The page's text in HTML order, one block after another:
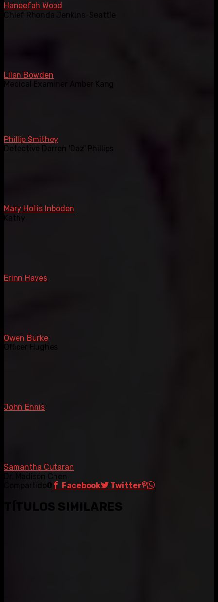
Haneefah Wood
Chief Rhonda Jenkins-Seattle
Lilan Bowden
Medical Examiner Amber Kang
Phillip Smithey
Detective Darren 'Daz' Phillips
Mary Hollis Inboden
Kathy
Erinn Hayes
Owen Burke
Officer Hughes
John Ennis
Samantha Cutaran
Dr. Madison Chen
0 Facebook Twitter
TÍTULOS SIMILARES